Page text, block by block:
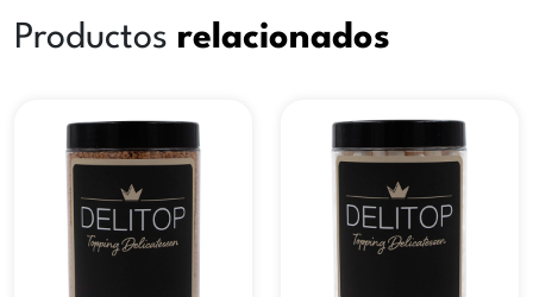
Productos relacionados